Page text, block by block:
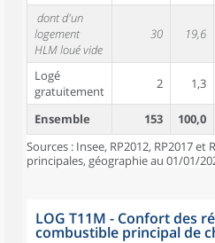
dont d'un
logement
HLM loué vide
30 19,6
Logé
gratuitement
2 1,3
Ensemble 153 100,0
Sources : Insee, RP2012, RP2017
principales, géographie au 01/01/
LOG T11M - Confort des
combustible principal de